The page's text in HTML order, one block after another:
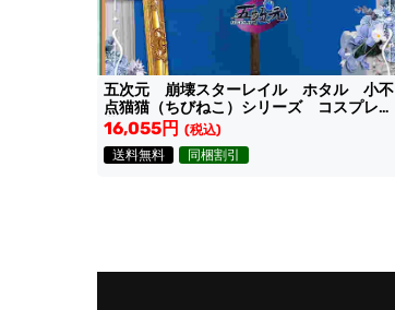
五次元 崩壊スターレイル ホタル 小不
点猫猫（ちびねこ）シリーズ コスプレ衣
装
16,055円 (税込)
送料無料
同梱割引